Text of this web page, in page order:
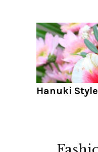
Hanuki